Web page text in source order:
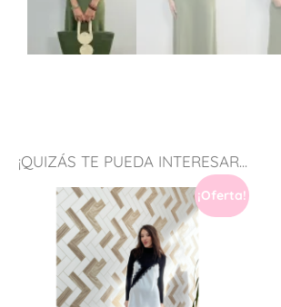
¡QUIZÁS TE PUEDA INTERESAR...
¡Oferta!